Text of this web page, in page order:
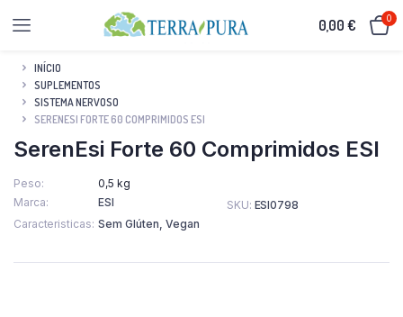
0,00€ 0
INÍCIO
SUPLEMENTOS
SISTEMA NERVOSO
SERENESI FORTE 60 COMPRIMIDOS ESI
SerenEsi Forte 60 Comprimidos ESI
Peso
0,5 kg
Marca
ESI
Caracteristicas Sem Glúten, Vegan
SKU: ESI0798